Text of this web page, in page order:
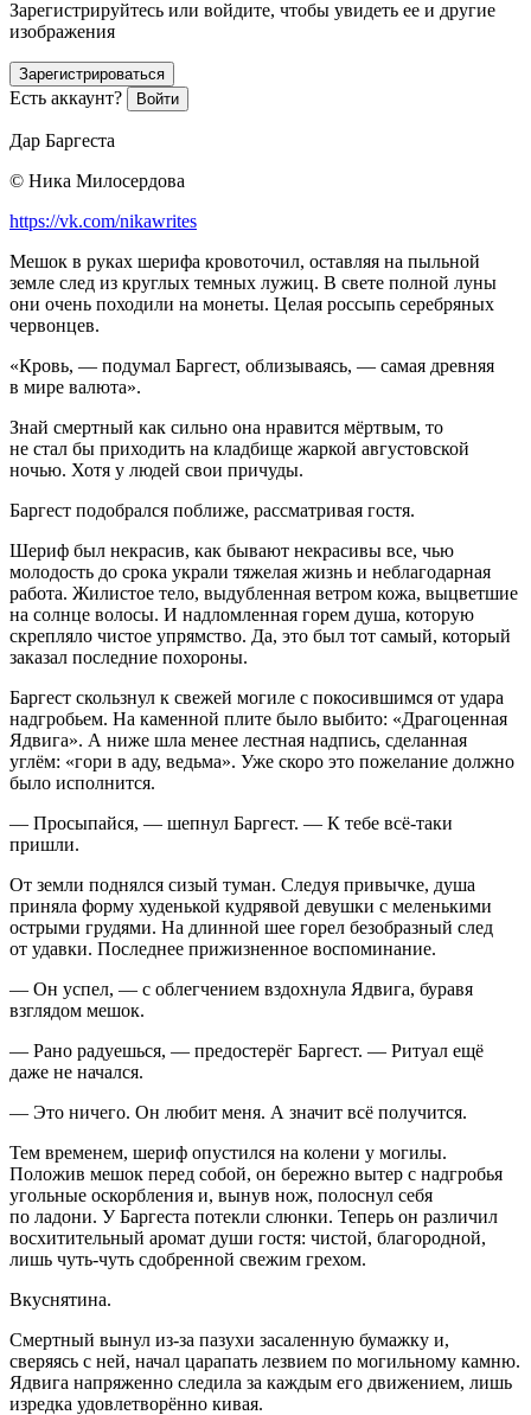
Зарегистрируйтесь или войдите, чтобы увидеть ее и другие
изображения
Зарегистрироваться
Есть аккаунт? Войти
Дар Баргеста
© Ника Милосердова
https://vk.com/nikawrites
Мешок в руках шерифа кровоточил, оставляя на пыльной
земле след из круглых темных лужиц. В свете полной луны
они очень походили на монеты. Целая россыпь серебряных
червонцев.
«Кровь, — подумал Баргест, облизываясь, — самая древняя
в мире валюта».
Знай смертный как сильно она нравится мёртвым, то
не стал бы приходить на кладбище жаркой августовской
ночью. Хотя у людей свои причуды.
Баргест подобрался поближе, рассматривая гостя.
Шериф был некрасив, как бывают некрасивы все, чью
молодость до срока украли тяжелая жизнь и неблагодарная
работа. Жилистое тело, выдубленная ветром кожа, выцветшие
на солнце волосы. И надломленная горем душа, которую
скрепляло чистое упрямство. Да, это был тот самый, который
заказал последние похороны.
Баргест скользнул к свежей могиле с покосившимся от удара
надгробьем. На каменной плите было выбито: «Драгоценная
Ядвига». А ниже шла менее лестная надпись, сделанная
углём: «гори в аду, ведьма». Уже скоро это пожелание должно
было исполнится.
— Просыпайся, — шепнул Баргест. — К тебе всё-таки
пришли.
От земли поднялся сизый туман. Следуя привычке, душа
приняла форму худенькой кудрявой девушки с меленькими
острыми грудями. На длинной шее горел безобразный след
от удавки. Последнее прижизненное воспоминание.
— Он успел, — с облегчением вздохнула Ядвига, буравя
взглядом мешок.
— Рано радуешься, — предостерёг Баргест. — Ритуал ещё
даже не начался.
— Это ничего. Он любит меня. А значит всё получится.
Тем временем, шериф опустился на колени у могилы.
Положив мешок перед собой, он бережно вытер с надгробья
угольные оскорбления и, вынув нож, полоснул себя
по ладони. У Баргеста потекли слюнки. Теперь он различил
восхитительный аромат души гостя: чистой, благородной,
лишь чуть-чуть сдобренной свежим грехом.
Вкуснятина.
Смертный вынул из-за пазухи засаленную бумажку и,
сверяясь с ней, начал царапать лезвием по могильному камню.
Ядвига напряженно следила за каждым его движением, лишь
изредка удовлетворённо кивая.